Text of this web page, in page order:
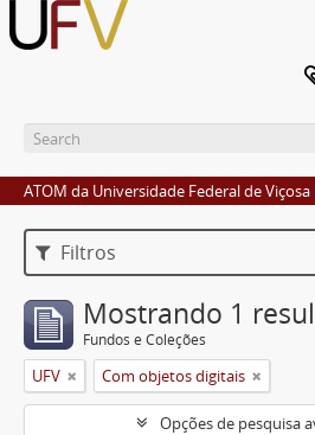
ATOM da Universidade Federal de Viçosa
Filtros
Mostrando 1
Fundos e Coleções
UFV Com objetos digitais
Opções de pesquisa